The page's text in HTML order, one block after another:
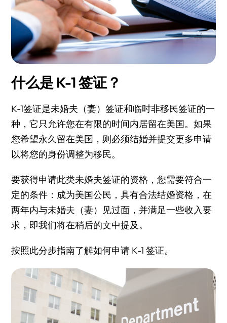
什么是 K-1 签证？
K-1签证是未婚夫（妻）签证和临时非移民签证的一
种，它只允许您在有限的时间内居留在美国。如果
您希望永久留在美国，则必须结婚并提交更多申请
以将您的身份调整为移民。
要获得申请此类未婚夫签证的资格，您需要符合一
定的条件：成为美国公民，具有合法结婚资格，在
两年内与未婚夫（妻）见过面，并满足一些收入要
求，即我们将在稍后的文中提及。
按照此分步指南了解如何申请 K-1 签证。